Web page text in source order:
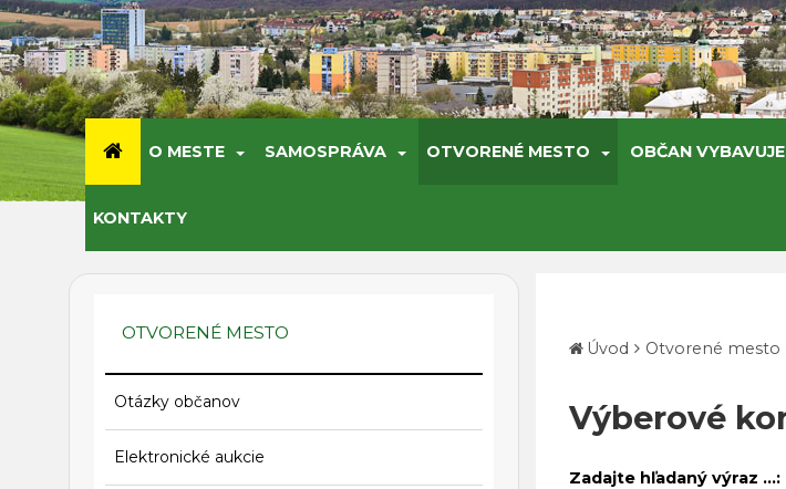
O MESTE SAMOSPRÁVA OTVORENÉ MESTO OBČAN VYBAVUJE
KONTAKTY
OTVORENÉ MESTO
Otázky občanov
Elektronické aukcie
Úvod Otvorené mesto
Výberové
Zadajte hľadaný výraz ...: